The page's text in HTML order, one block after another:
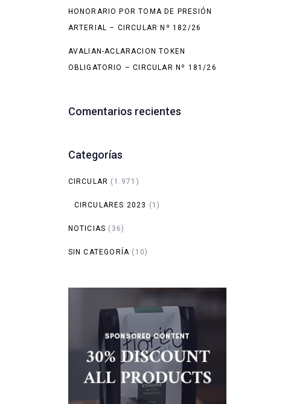
HONORARIO POR TOMA DE PRESIÓN
ARTERIAL – CIRCULAR Nº 182/26
AVALIAN-ACLARACION TOKEN
OBLIGATORIO – CIRCULAR Nº 181/26
Comentarios recientes
Categorías
CIRCULAR (1.971)
CIRCULARES 2023 (1)
NOTICIAS (36)
SIN CATEGORÍA (10)